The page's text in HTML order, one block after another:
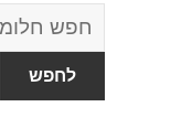
מילון
החלומות